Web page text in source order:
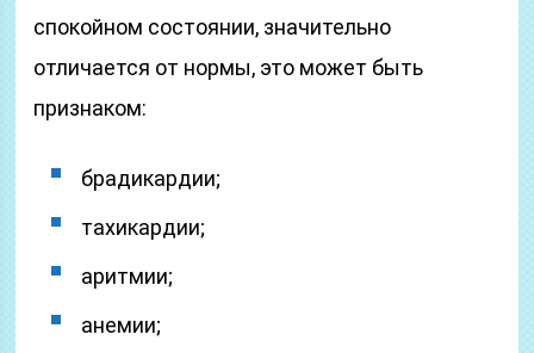
спокойном состоянии, значительно
отличается от нормы, это может быть
признаком:
брадикардии;
тахикардии;
аритмии;
анемии;